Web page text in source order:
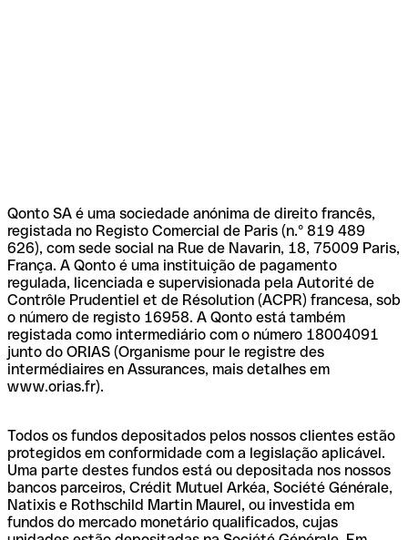
Qonto SA é uma sociedade anónima de direito francês,
registada no Registo Comercial de Paris (n.º 819 489
626), com sede social na Rue de Navarin, 18, 75009 Paris,
França. A Qonto é uma instituição de pagamento
regulada, licenciada e supervisionada pela Autorité de
Contrôle Prudentiel et de Résolution (ACPR) francesa, sob
o número de registo 16958. A Qonto está também
registada como intermediário com o número 18004091
junto do ORIAS (Organisme pour le registre des
intermédiaires en Assurances, mais detalhes em
www.orias.fr).
Todos os fundos depositados pelos nossos clientes estão
protegidos em conformidade com a legislação aplicável.
Uma parte destes fundos está ou depositada nos nossos
bancos parceiros, Crédit Mutuel Arkéa, Société Générale,
Natixis e Rothschild Martin Maurel, ou investida em
fundos do mercado monetário qualificados, cujas